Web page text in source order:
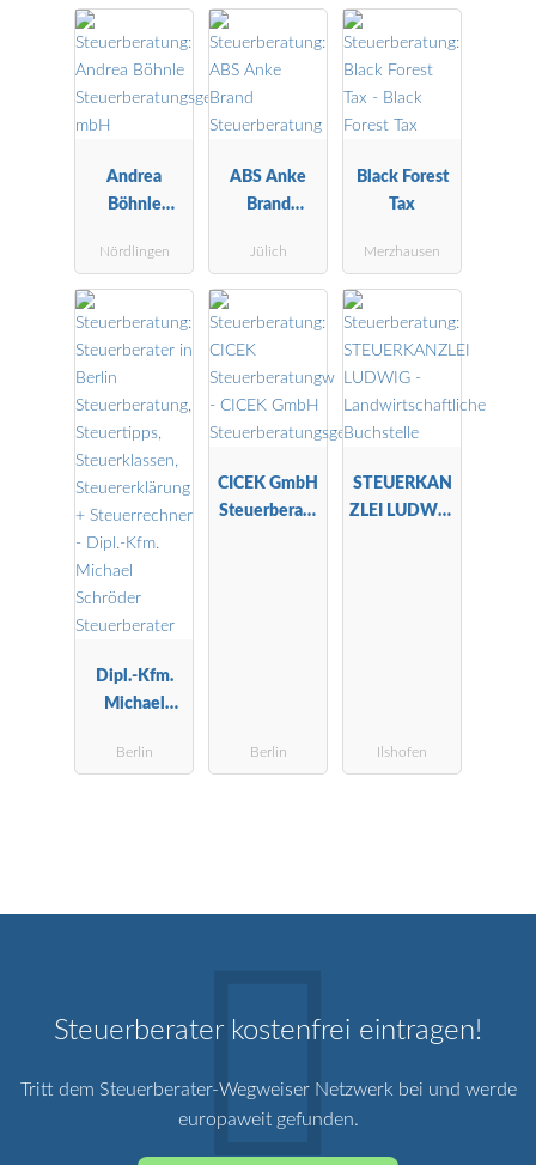
Andrea
Böhnle
ngsgesellscha
ft mbH
Nördlingen
ABS Anke
Brand
ng
Jülich
Black Forest
Tax
Merzhausen
Dipl.-Kfm.
Michael
Steuerberater
Berlin
CICEK GmbH
Steuerberatu
Berlin
STEUERKAN
ZLEI LUDWIG
Ilshofen
Steuerberater kostenfrei eintragen!
Tritt dem Steuerberater-Wegweiser Netzwerk bei und werde
europaweit gefunden.